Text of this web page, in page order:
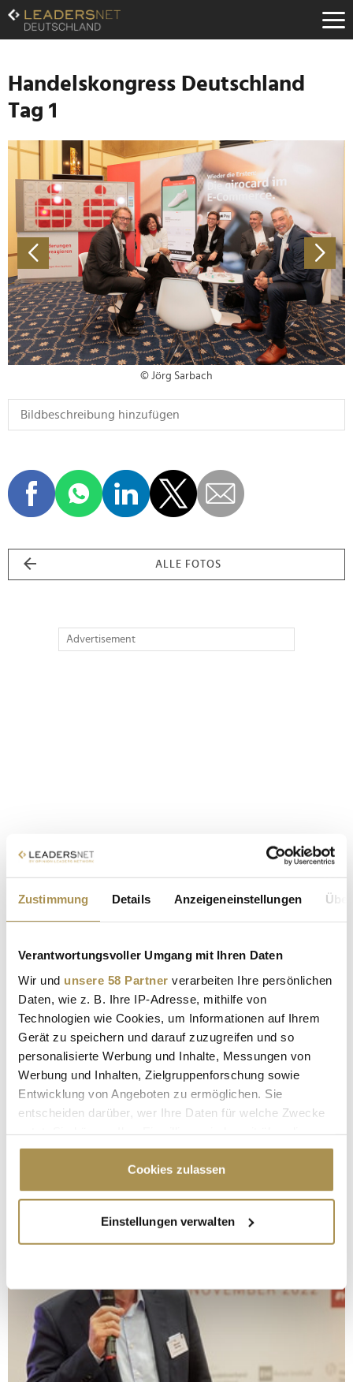
Zustimmung Details Anzeigeneinstellungen
Verantwortungsvoller Umgang mit Ihren Daten
Wir und unsere 58 Partner verarbeiten Ihre persönlichen
Daten, wie z. B. Ihre IP-Adresse, mithilfe von
Technologien wie Cookies, um Informationen auf Ihrem
Gerät zu speichern und darauf zuzugreifen und so
personalisierte Werbung und Inhalte, Messungen von
Werbung und Inhalten, Zielgruppenforschung sowie
Entwicklung von Angeboten zu ermöglichen. Sie
entscheiden darüber, wer Ihre Daten für welche Zwecke
Cookie-Erklärung oder durch Klicken auf das Privacy
Trigger Symbol ändern oder widerrufen
Informationen über Ihre geografische Lage
erfassen, welche bis auf einige Meter genau sein
bestimmten Merkmalen (Fingerprinting) identifizieren
Erfahren Sie mehr darüber, wie Ihre persönlichen Daten
verarbeitet werden, und legen Sie Ihre Präferenzen im
Abschnitt Einzelheiten fest.
Cookies zulassen
Einstellungen verwalten
Zum
Inhalt
Zur
Navigation
Zur
Hauptnavigation
Handelskongress Deutschland
Tag 1
© Jörg Sarbach
ALLE FOTOS
Advertisement